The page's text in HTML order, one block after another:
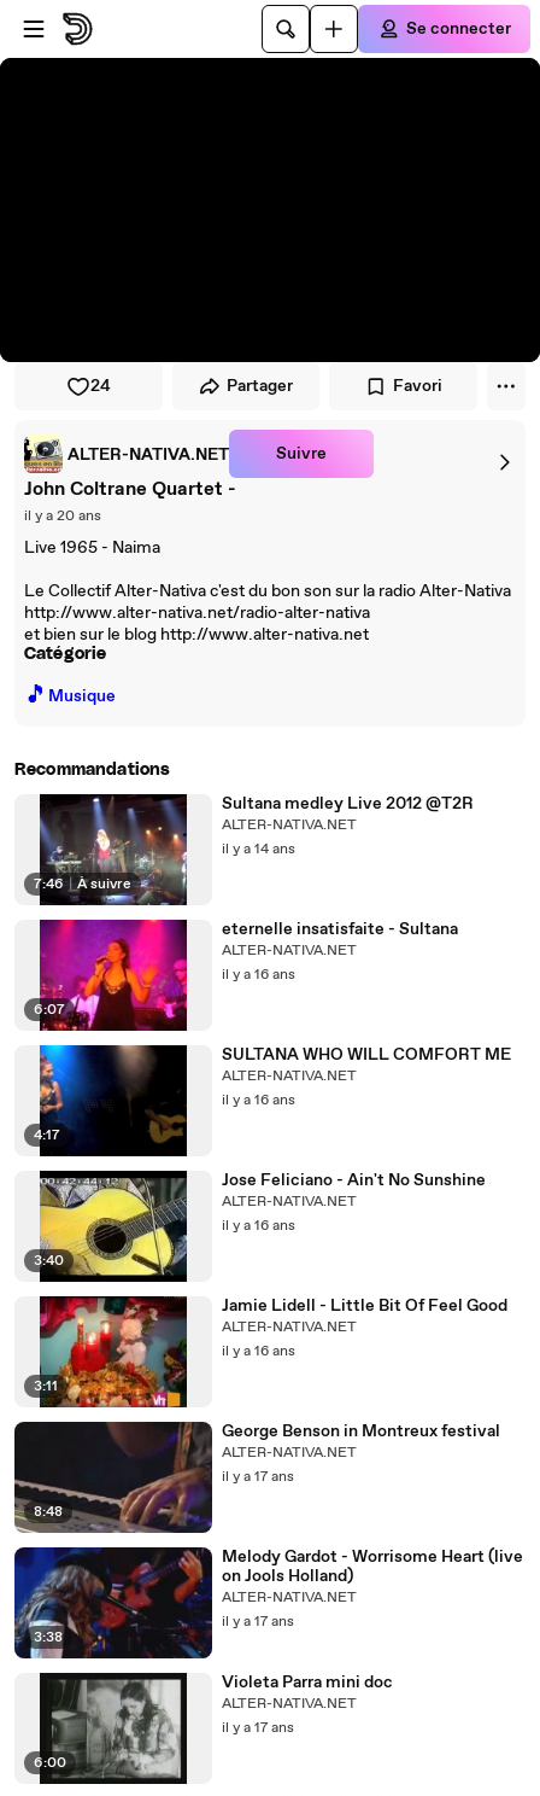
Passer au player
Passer au contenu principal
Se connecter
24 Partager Favori
ALTER-NATIVA.NET Suivre
John Coltrane Quartet -
il y a 20 ans
Live 1965 - Naima
Le Collectif Alter-Nativa c'est du bon son sur la radio Alter-Nativa
http://www.alter-nativa.net/radio-alter-nativa
et bien sur le blog http://www.alter-nativa.net
Catégorie
🎵 Musique
Recommandations
7:46 | À suivre
Sultana medley Live 2012 @T2R
ALTER-NATIVA.NET
il y a 14 ans
6:07
eternelle insatisfaite - Sultana
ALTER-NATIVA.NET
il y a 16 ans
4:17
SULTANA WHO WILL COMFORT ME
ALTER-NATIVA.NET
il y a 16 ans
3:40
Jose Feliciano - Ain't No Sunshine
ALTER-NATIVA.NET
il y a 16 ans
3:11
Jamie Lidell - Little Bit Of Feel Good
ALTER-NATIVA.NET
il y a 16 ans
8:48
George Benson in Montreux festival
ALTER-NATIVA.NET
il y a 17 ans
3:38
Melody Gardot - Worrisome Heart (live
on Jools Holland)
ALTER-NATIVA.NET
il y a 17 ans
6:00
Violeta Parra mini doc
ALTER-NATIVA.NET
il y a 17 ans